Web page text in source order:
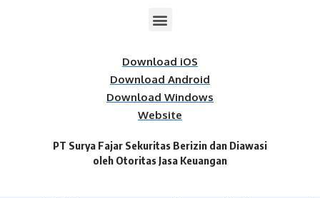
Download iOS
Download Android
Download Windows
Website
PT Surya Fajar Sekuritas Berizin dan Diawasi
oleh Otoritas Jasa Keuangan​